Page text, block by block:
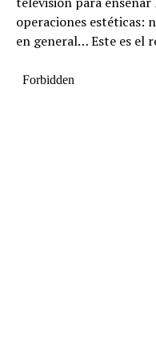
operaciones estéticas:
en general… Este es el